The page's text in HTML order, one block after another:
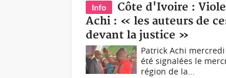
Info
Côte d'Ivoire :
Achi : « les auteurs de
devant la justice »
Patrick Achi
été signalées le
région de la...